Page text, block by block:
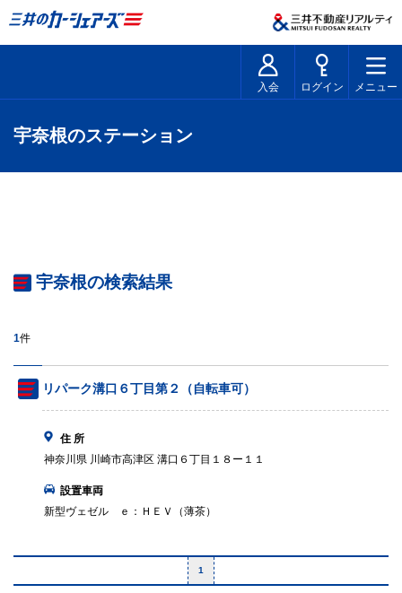
入会 ログイン メニュー
宇奈根のステーション
宇奈根の検索結果
1件
リパーク溝口６丁目第２（自転車可）
住 所
神奈川県 川崎市高津区 溝口６丁目１８ー１１
設置車両
新型ヴェゼル ｅ：ＨＥＶ（薄茶）
1